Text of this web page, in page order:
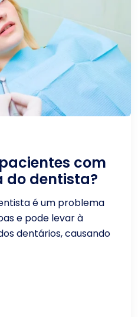
com
do dentista?
é um problema
e pode levar à
dentários, causando